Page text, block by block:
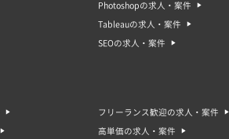
Photoshopの求人・案件
Tableauの求人・案件
SEOの求人・案件
フリーランス歓迎の求人・案件
高単価の求人・案件